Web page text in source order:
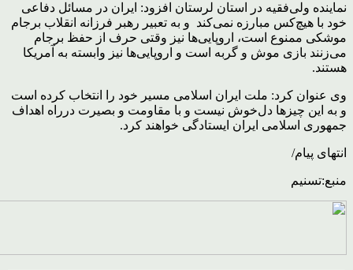
نماینده ولی‌فقیه در استان لرستان افزود: ایران در مسائل دفاعی
خود با هیچ‌کس مبارزه نمی‌کند و به تعبیر رهبر فرزانه انقلاب برجام
موشکی ممنوع است، اروپایی‌ها نیز وقتی حرف از حفظ برجام
می‌زنند بازی موش و گربه است و اروپایی‌ها نیز وابسته به آمریکا
هستند.
وی عنوان کرد: ملت ایران اسلامی مسیر خود را انتخاب کرده است
و به این چیزها دل‌خوش نیست و با مقاومت و بصیرت درراه اهداف
جمهوری اسلامی ایران ایستادگی خواهند کرد.
انتهای پیام/
منبع:تسنیم